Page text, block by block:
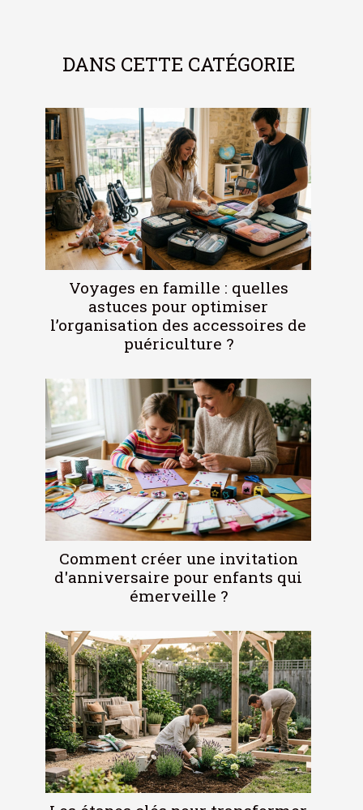
DANS CETTE CATÉGORIE
Voyages en famille : quelles
astuces pour optimiser
l’organisation des accessoires de
puériculture ?
Comment créer une invitation
d'anniversaire pour enfants qui
émerveille ?